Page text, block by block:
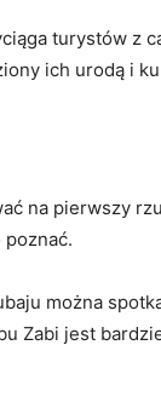
⁣turystów‍ z
ich urodą i
na pierwszy
można
Zabi jest